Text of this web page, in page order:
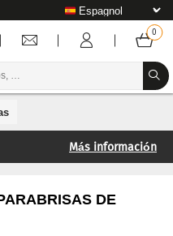
Más información
DE